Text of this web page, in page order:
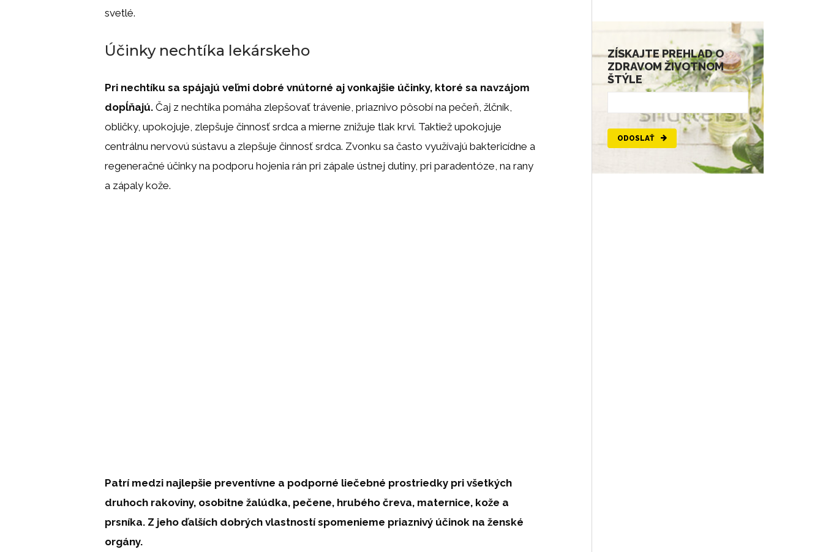
svetlé.
Účinky nechtíka lekárskeho
Pri nechtíku sa spájajú veľmi dobré vnútorné aj vonkajšie účinky, ktoré sa navzájom
dopĺňajú. Čaj z nechtíka pomáha zlepšovať trávenie, priaznivo pôsobí na pečeň, žlčník,
obličky, upokojuje, zlepšuje činnosť srdca a mierne znižuje tlak krvi. Taktiež upokojuje
centrálnu nervovú sústavu a zlepšuje činnosť srdca. Zvonku sa často využívajú baktericídne a
regeneračné účinky na podporu hojenia rán pri zápale ústnej dutiny, pri paradentóze, na rany
a zápaly kože.
Patrí medzi najlepšie preventívne a podporné liečebné prostriedky pri všetkých
druhoch rakoviny, osobitne žalúdka, pečene, hrubého čreva, maternice, kože a
prsníka. Z jeho ďalších dobrých vlastností spomenieme priaznivý účinok na ženské
orgány.
ZÍSKAJTE PREHLAD O
ZDRAVOM ŽIVOTNOM
ŠTÝLE
ODOSLAŤ